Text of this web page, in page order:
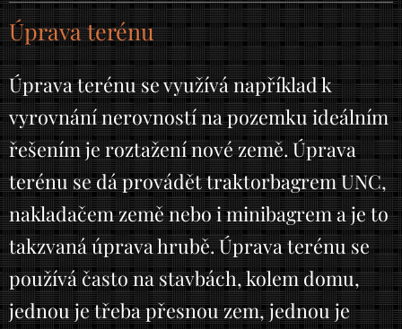
Úprava terénu
Úprava terénu se využívá například k
vyrovnání nerovností na pozemku ideálním
řešením je roztažení nové země. Úprava
terénu se dá provádět traktorbagrem UNC,
nakladačem země nebo i minibagrem a je to
takzvaná úprava hrubě. Úprava terénu se
používá často na stavbách, kolem domu,
jednou je třeba přesnou zem, jednou je